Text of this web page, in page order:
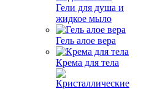
Гели для душа и
жидкое мыло
Гель алое вера
Крема для тела